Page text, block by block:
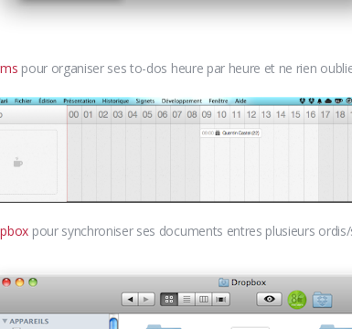
pour organiser ses to-dos heure par heure et ne rien
pour synchroniser ses documents entres plusieurs